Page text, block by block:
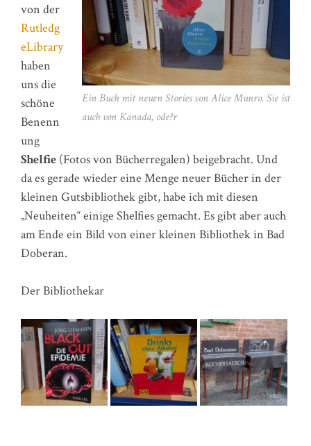
Ein Buch mit neuen Stories von Alice Munro. Sie ist
auch von Kanada, ode?r
von der
Rutledg
eLibrary
haben
uns die
schöne
Benenn
ung
Shelfie (Fotos von Bücherregalen) beigebracht. Und
da es gerade wieder eine Menge neuer Bücher in der
kleinen Gutsbibliothek gibt, habe ich mit diesen
„Neuheiten“ einige Shelfies gemacht. Es gibt aber auch
am Ende ein Bild von einer kleinen Bibliothek in Bad
Doberan.
Der Bibliothekar